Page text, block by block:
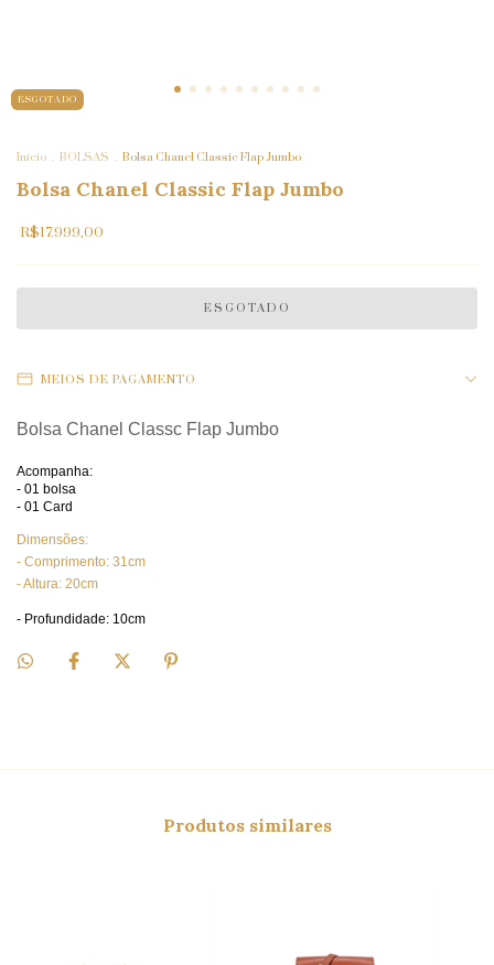
ESGOTADO
Início . BOLSAS . Bolsa Chanel Classic Flap Jumbo
Bolsa Chanel Classic Flap Jumbo
R$17.999,00
MEIOS DE PAGAMENTO
Bolsa Chanel Classc Flap Jumbo
Acompanha:
- 01 bolsa
- 01 Card
Dimensões:
- Comprimento: 31cm
- Altura: 20cm
- Profundidade: 10cm
Produtos similares